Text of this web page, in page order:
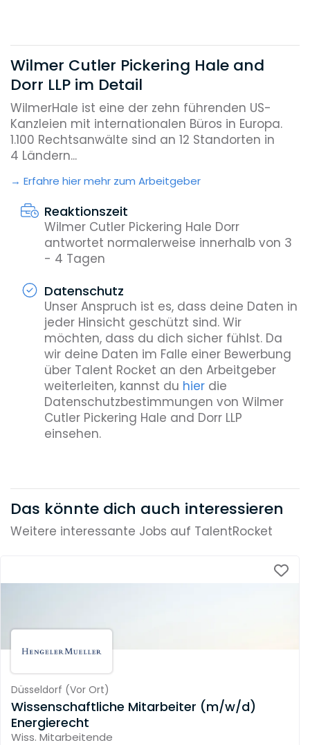
Wilmer Cutler Pickering Hale and
Dorr LLP im Detail
WilmerHale ist eine der zehn führenden US-
Kanzleien mit internationalen Büros in Europa.
1.100 Rechtsanwälte sind an 12 Standorten in
4 Ländern...
Erfahre hier mehr zum Arbeitgeber
Reaktionszeit
Wilmer Cutler Pickering Hale Dorr
antwortet normalerweise innerhalb von 3
- 4 Tagen
Datenschutz
Unser Anspruch ist es, dass deine Daten in
jeder Hinsicht geschützt sind. Wir
möchten, dass du dich sicher fühlst. Da
wir deine Daten im Falle einer Bewerbung
über Talent Rocket an den Arbeitgeber
weiterleiten, kannst du hierdie
Datenschutzbestimmungen von Wilmer
Cutler Pickering Hale and Dorr LLP
einsehen.
Das könnte dich auch interessieren
Weitere interessante Jobs auf TalentRocket
Düsseldorf (Vor Ort)
Wissenschaftliche Mitarbeiter (m/w/d)
Energierecht
Wiss. Mitarbeitende